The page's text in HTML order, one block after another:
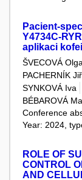
Pacient-
Y4734C-
aplikaci
ŠVECOVÁ Olga
PACHERNÍK
SYNKOVÁ Iva
BÉBAROVÁ
Conference
Year: 2024,
ROLE OF
CONTROL
AND